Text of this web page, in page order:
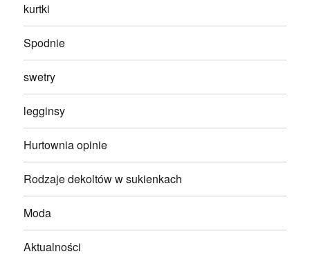
kurtki
Spodnie
swetry
legginsy
Hurtownia opinie
Rodzaje dekoltów w sukienkach
Moda
Aktualności